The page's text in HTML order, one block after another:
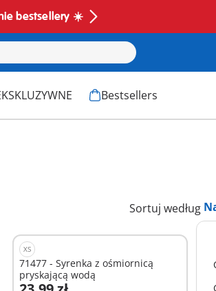
bestsellery ☀️
Bestsellers
Sortuj według
XS
71477 - Syrenka z ośmiornicą
pryskającą wodą